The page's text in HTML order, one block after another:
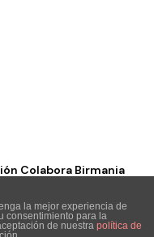
Colabora Birmania
la mejor experiencia de
consentimiento para la
de nuestra política de